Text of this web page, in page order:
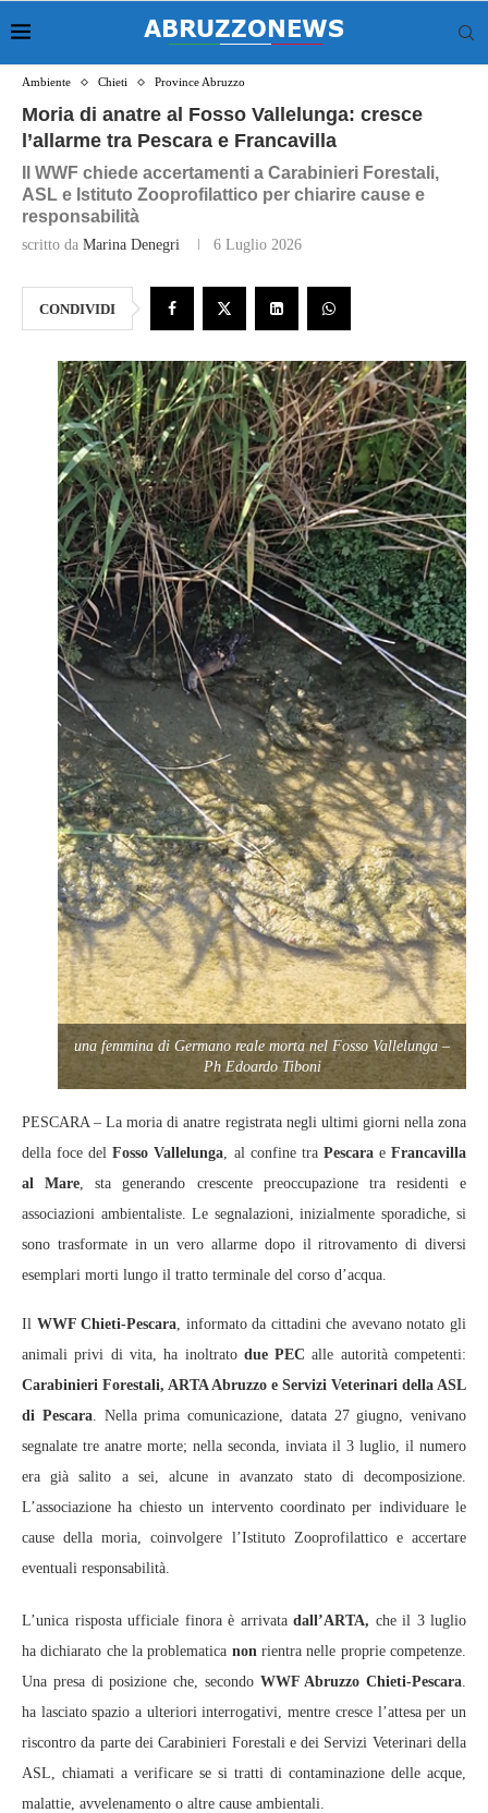
Ambiente Chieti Province Abruzzo
Moria di anatre al Fosso Vallelunga: cresce
l’allarme tra Pescara e Francavilla
Il WWF chiede accertamenti a Carabinieri Forestali,
ASL e Istituto Zooprofilattico per chiarire cause e
responsabilità
scritto da Marina Denegri 6 Luglio 2026
CONDIVIDI
una femmina di Germano reale morta nel Fosso Vallelunga –
Ph Edoardo Tiboni
PESCARA – La moria di anatre registrata negli ultimi giorni nella zona
della foce del Fosso Vallelunga , al confine tra PescaraeFrancavilla
al Mare , sta generando crescente preoccupazione tra residenti e
associazioni ambientaliste. Le segnalazioni, inizialmente sporadiche, si
sono trasformate in un vero allarme dopo il ritrovamento di diversi
esemplari morti lungo il tratto terminale del corso d’acqua.
Il WWF Chieti‑Pescara , informato da cittadini che avevano notato gli
animali privi di vita, ha inoltrato due PEC alle autorità competenti:
Carabinieri Forestali, ARTA Abruzzo e Servizi Veterinari della ASL
di Pescara. Nella prima comunicazione, datata 27 giugno, venivano
segnalate tre anatre morte; nella seconda, inviata il 3 luglio, il numero
era già salito a sei, alcune in avanzato stato di decomposizione.
L’associazione ha chiesto un intervento coordinato per individuare le
cause della moria, coinvolgere l’Istituto Zooprofilattico e accertare
eventuali responsabilità.
L’unica risposta ufficiale finora è arrivata dall’ARTA, che il 3 luglio
ha dichiarato che la problematica non rientra nelle proprie competenze.
Una presa di posizione che, secondoWWF Abruzzo Chieti-Pescara
ha lasciato spazio a ulteriori interrogativi, mentre cresce l’attesa per un
riscontro da parte dei Carabinieri Forestali e dei Servizi Veterinari della
ASL, chiamati a verificare se si tratti di contaminazione delle acque,
malattie, avvelenamento o altre cause ambientali.